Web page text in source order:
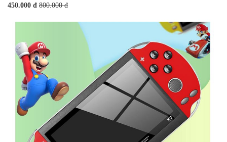
450.000 đ 800.000 đ